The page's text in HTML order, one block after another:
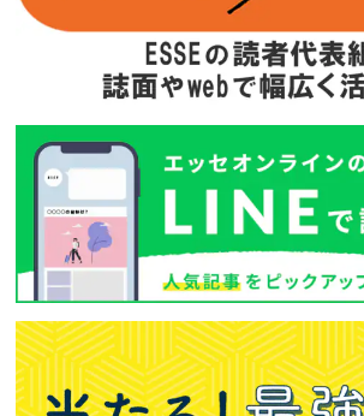
次回予告
年間定期購読
バックナンバー